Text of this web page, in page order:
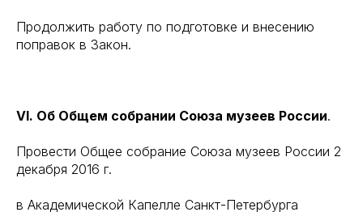
Продолжить работу по подготовке и внесению
поправок в Закон.
VI. Об Общем собрании Союза музеев России.
Провести Общее собрание Союза музеев России 2
декабря 2016 г.
в Академической Капелле Санкт-Петербурга